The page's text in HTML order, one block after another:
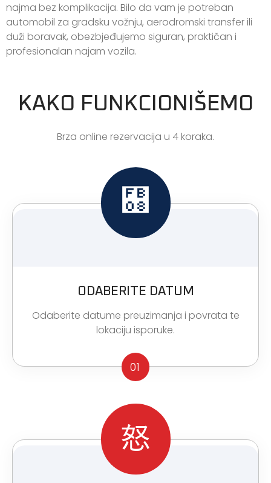
najma bez komplikacija. Bilo da vam je potreban
automobil za gradsku vožnju, aerodromski transfer ili
duži boravak, obezbjeđujemo siguran, praktičan i
profesionalan najam vozila.
KAKO FUNKCIONIŠEMO
Brza online rezervacija u 4 koraka.
ODABERITE DATUM
Odaberite datume preuzimanja i povrata te
lokaciju isporuke.
01